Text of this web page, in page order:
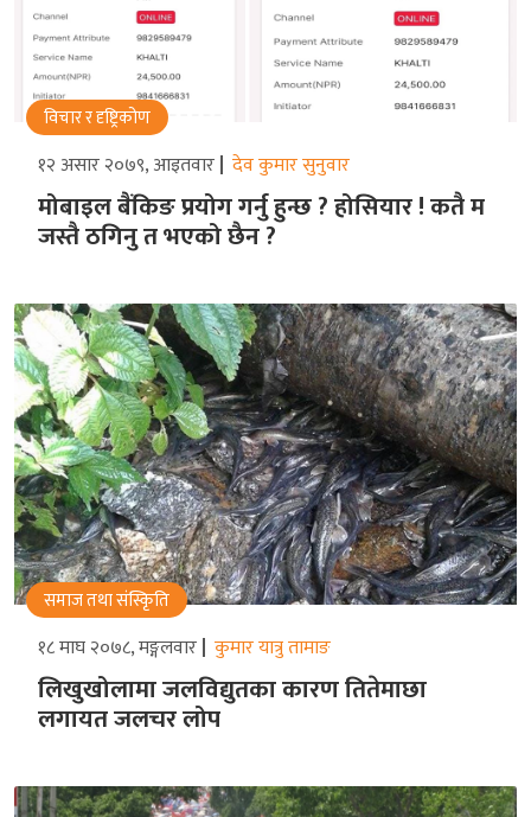
विचार र दृष्ट्रिकोण
१२ असार २०७९, आइतवार देव कुमार सुनुवार
मोबाइल बैंकिङ प्रयोग गर्नु हुन्छ ? होसियार ! कतै म
जस्तै ठगिनु त भएको छैन ?
समाज तथा संस्किृति
१८ माघ २०७८, मङ्गलवार कुमार यात्रु तामाङ
लिखुखोलामा जलविद्युतका कारण तितेमाछा
लगायत जलचर लोप